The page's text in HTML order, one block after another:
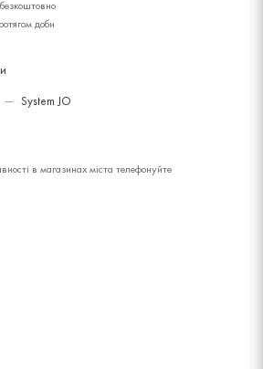
доби
—
System JO
в магазинах міста телефонуйте